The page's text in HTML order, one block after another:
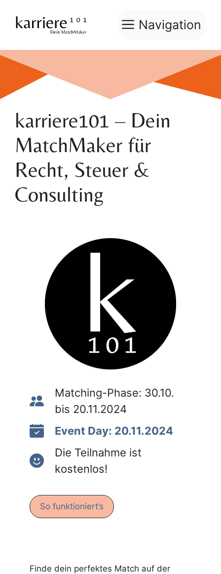
Inhalt
springen
Navigation
karriere101 – Dein
MatchMaker für
Recht, Steuer &
Consulting
Matching-Phase: 30.10.
bis 20.11.2024
Event Day: 20.11.2024
Die Teilnahme ist
kostenlos!
So funktioniert’s
Finde dein perfektes Match auf der